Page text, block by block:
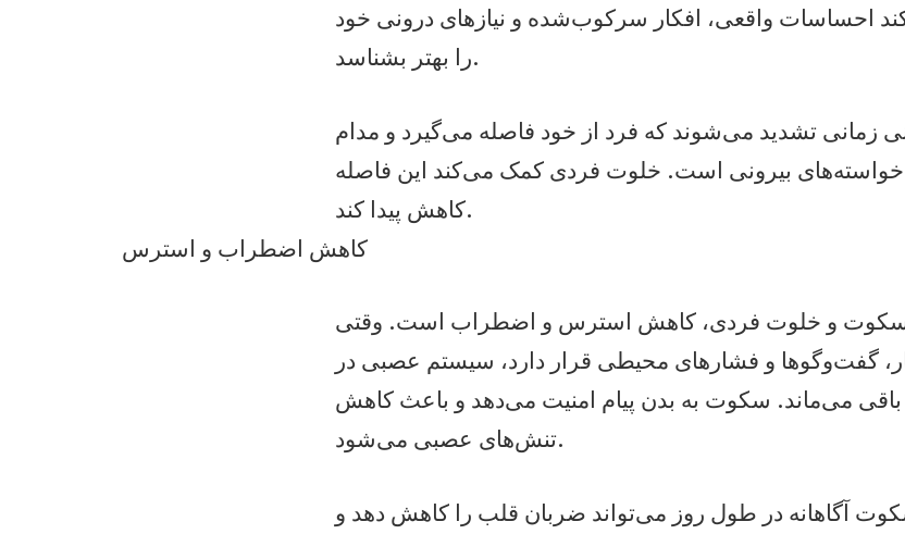
احساسات واقعی، افکار سرکوب‌شده و نیازهای درونی خود
را بهتر بشناسد.
زمانی تشدید می‌شوند که فرد از خود فاصله می‌گیرد و مدام
خواسته‌های بیرونی است. خلوت فردی کمک می‌کند این فاصله
کاهش پیدا کند.
کاهش اضطراب و استرس
سکوت و خلوت فردی، کاهش استرس و اضطراب است. وقتی
گفت‌وگوها و فشارهای محیطی قرار دارد، سیستم عصبی در
می‌ماند. سکوت به بدن پیام امنیت می‌دهد و باعث کاهش
تنش‌های عصبی می‌شود.
آگاهانه در طول روز می‌تواند ضربان قلب را کاهش دهد و